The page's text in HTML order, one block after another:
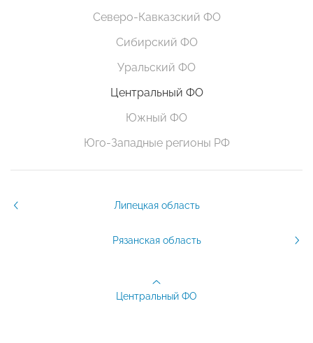
Северо-Кавказский ФО
Сибирский ФО
Уральский ФО
Центральный ФО
Южный ФО
Юго-Западные регионы РФ
Липецкая область
Рязанская область
Центральный ФО